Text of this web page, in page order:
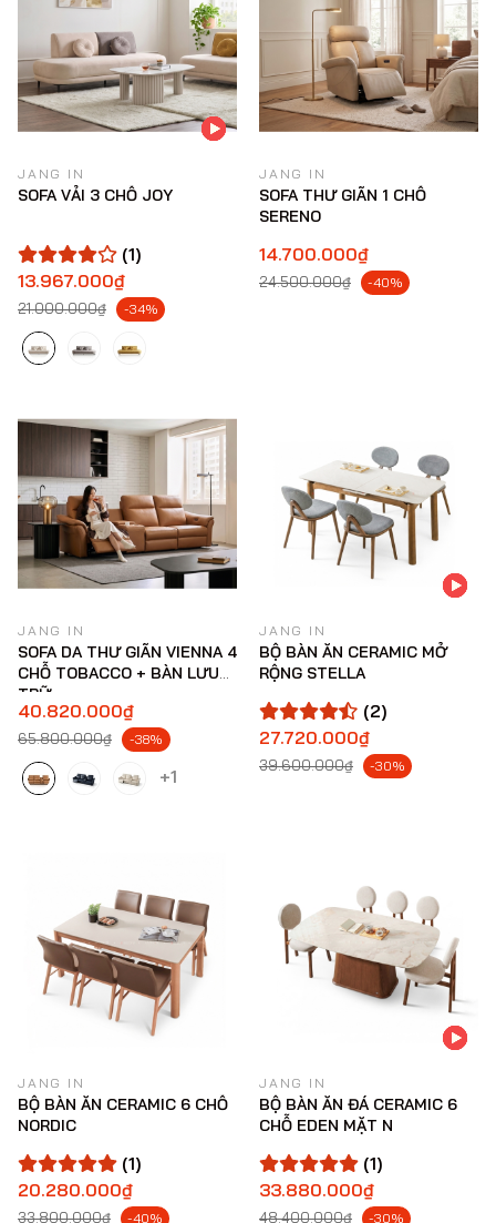
JANG IN
SOFA VẢI 3 CHỖ JOY
(1)
13.967.000₫
21.000.000₫ -34%
JANG IN
SOFA THƯ GIÃN 1 CHỖ
SERENO
14.700.000₫
24.500.000₫ -40%
JANG IN
SOFA DA THƯ GIÃN VIENNA 4
CHỖ TOBACCO + BÀN LƯU
TRỮ
40.820.000₫
65.800.000₫ -38%
+1
JANG IN
BỘ BÀN ĂN CERAMIC MỞ
RỘNG STELLA
(2)
27.720.000₫
39.600.000₫ -30%
JANG IN
BỘ BÀN ĂN CERAMIC 6 CHỖ
NORDIC
(1)
20.280.000₫
33.800.000₫ -40%
JANG IN
BỘ BÀN ĂN ĐÁ CERAMIC 6
CHỖ EDEN MẶT N
(1)
33.880.000₫
48.400.000₫ -30%